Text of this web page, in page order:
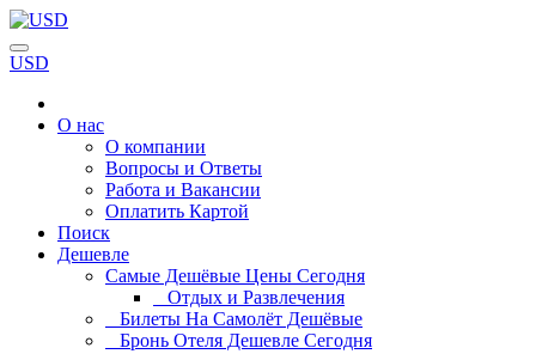
USD
О нас
О компании
Вопросы и Ответы
Работа и Вакансии
Оплатить Картой
Поиск
Дешевле
Самые Дешёвые Цены Сегодня
Отдых и Развлечения
Билеты На Самолёт Дешёвые
Бронь Отеля Дешевле Сегодня